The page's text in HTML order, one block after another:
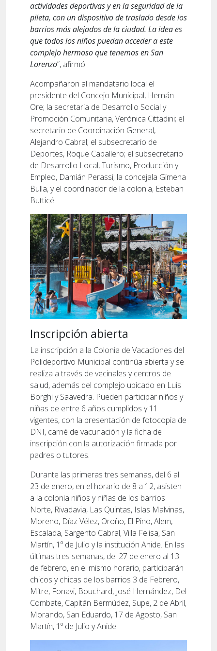
actividades deportivas y en la seguridad de la
pileta, con un dispositivo de traslado desde los
barrios más alejados de la ciudad. La idea es
que todos los niños puedan acceder a este
complejo hermoso que tenemos en San
Lorenzo”, afirmó.
Acompañaron al mandatario local el
presidente del Concejo Municipal, Hernán
Ore; la secretaria de Desarrollo Social y
Promoción Comunitaria, Verónica Cittadini; el
secretario de Coordinación General,
Alejandro Cabral; el subsecretario de
Deportes, Roque Caballero; el subsecretario
de Desarrollo Local, Turismo, Producción y
Empleo, Damián Perassi; la concejala Gimena
Bulla, y el coordinador de la colonia, Esteban
Butticé.
Inscripción abierta
La inscripción a la Colonia de Vacaciones del
Polideportivo Municipal continúa abierta y se
realiza a través de vecinales y centros de
salud, además del complejo ubicado en Luis
Borghi y Saavedra. Pueden participar niños y
niñas de entre 6 años cumplidos y 11
vigentes, con la presentación de fotocopia de
DNI, carné de vacunación y la ficha de
inscripción con la autorización firmada por
padres o tutores.
Durante las primeras tres semanas, del 6 al
23 de enero, en el horario de 8 a 12, asisten
a la colonia niños y niñas de los barrios
Norte, Rivadavia, Las Quintas, Islas Malvinas,
Moreno, Díaz Vélez, Oroño, El Pino, Alem,
Escalada, Sargento Cabral, Villa Felisa, San
Martín, 1º de Julio y la institución Anide. En las
últimas tres semanas, del 27 de enero al 13
de febrero, en el mismo horario, participarán
chicos y chicas de los barrios 3 de Febrero,
Mitre, Fonavi, Bouchard, José Hernández, Del
Combate, Capitán Bermúdez, Supe, 2 de Abril,
Morando, San Eduardo, 17 de Agosto, San
Martín, 1º de Julio y Anide.